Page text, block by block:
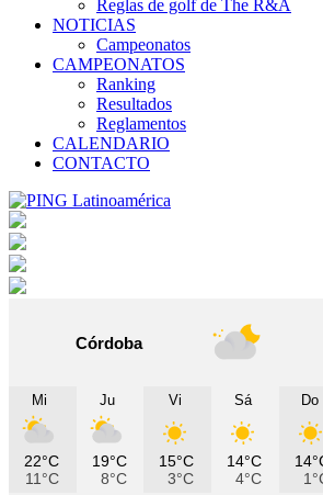
Reglas de golf de The R&A
NOTICIAS
Campeonatos
CAMPEONATOS
Ranking
Resultados
Reglamentos
CALENDARIO
CONTACTO
Córdoba
Mi
22°C
11°C
Ju
19°C
8°C
Vi
15°C
3°C
Sá
14°C
4°C
Do